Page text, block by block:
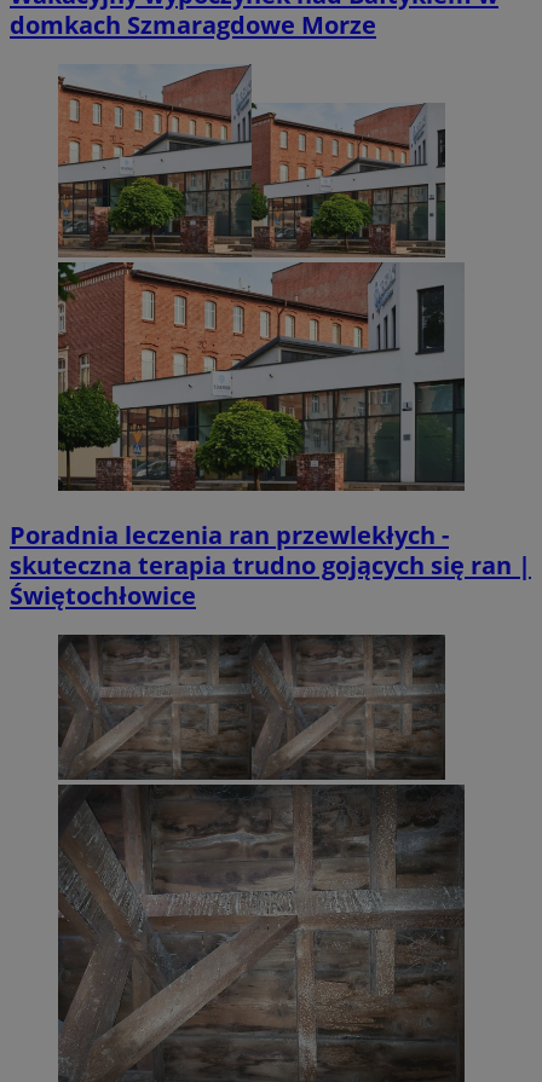
domkach Szmaragdowe Morze
Poradnia leczenia ran przewlekłych -
skuteczna terapia trudno gojących się ran |
Świętochłowice